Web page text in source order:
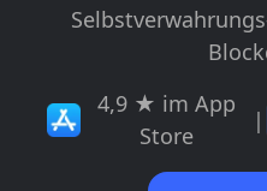
4,9 ★ im App
Store
|